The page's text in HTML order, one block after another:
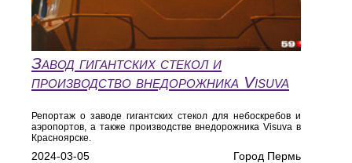
Завод гигантских стекол и
производство внедорожника Visuva
Репортаж о заводе гигантских стекол для небоскребов и
аэропортов, а также производстве внедорожника Visuva в
Красноярске.
2024-03-05 Город Пермь